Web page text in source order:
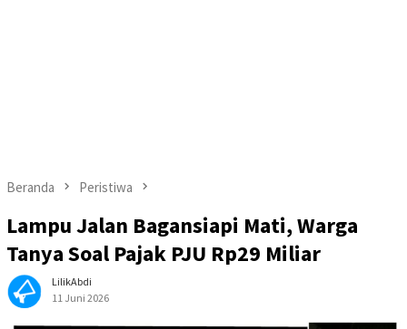
Beranda Peristiwa
Lampu Jalan Bagansiapi Mati, Warga
Tanya Soal Pajak PJU Rp29 Miliar
LilikAbdi
11 Juni 2026